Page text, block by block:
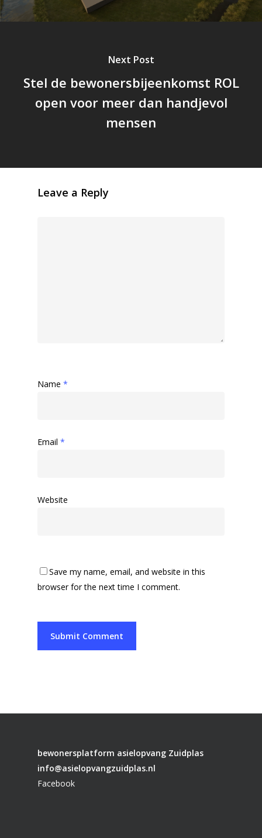
Next Post
Stel de bewonersbijeenkomst ROL
open voor meer dan handjevol
mensen
Leave a Reply
Name *
Email *
Website
Save my name, email, and website in this
browser for the next time I comment.
bewonersplatform asielopvang Zuidplas
info@asielopvangzuidplas.nl
Facebook